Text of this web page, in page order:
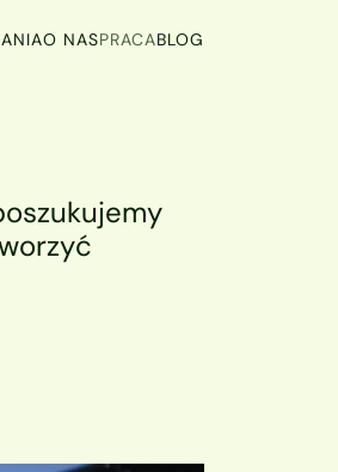
O NASPRACABLOG